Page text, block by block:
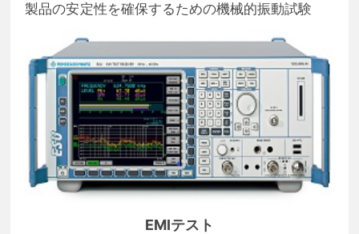
製品の安定性を確保するための機械的振動試験
EMIテスト